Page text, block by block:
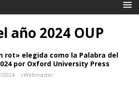
año 2024 OUP
rot» elegida como la Palabra del
por Oxford University Press
2024 cWebmaster